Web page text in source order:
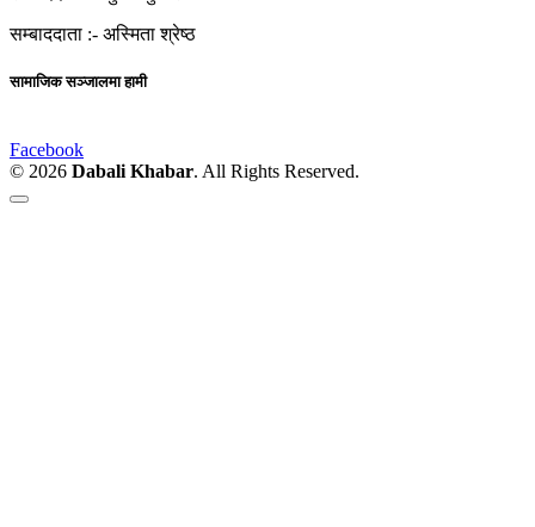
सम्बाददाता :- अस्मिता श्रेष्ठ
सामाजिक सञ्जालमा हामी
Facebook
© 2026 Dabali Khabar. All Rights Reserved.